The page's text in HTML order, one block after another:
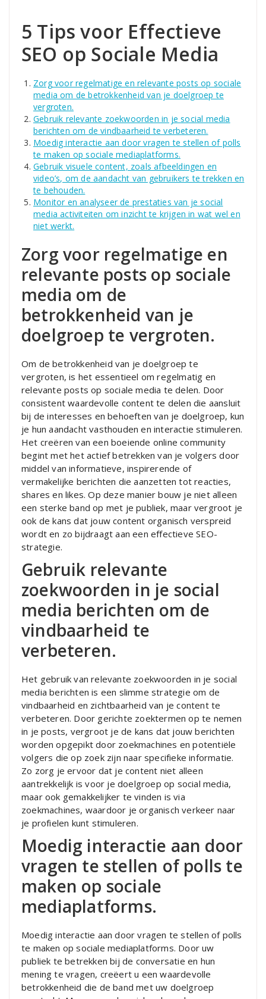
5 Tips voor Effectieve
SEO op Sociale Media
Zorg voor regelmatige en relevante posts op sociale
media om de betrokkenheid van je doelgroep te
vergroten.
Gebruik relevante zoekwoorden in je social media
berichten om de vindbaarheid te verbeteren.
Moedig interactie aan door vragen te stellen of polls
te maken op sociale mediaplatforms.
Gebruik visuele content, zoals afbeeldingen en
video’s, om de aandacht van gebruikers te trekken en
te behouden.
Monitor en analyseer de prestaties van je social
media activiteiten om inzicht te krijgen in wat wel en
niet werkt.
Zorg voor regelmatige en
relevante posts op sociale
media om de
betrokkenheid van je
doelgroep te vergroten.
Om de betrokkenheid van je doelgroep te
vergroten, is het essentieel om regelmatig en
relevante posts op sociale media te delen. Door
consistent waardevolle content te delen die aansluit
bij de interesses en behoeften van je doelgroep, kun
je hun aandacht vasthouden en interactie stimuleren.
Het creëren van een boeiende online community
begint met het actief betrekken van je volgers door
middel van informatieve, inspirerende of
vermakelijke berichten die aanzetten tot reacties,
shares en likes. Op deze manier bouw je niet alleen
een sterke band op met je publiek, maar vergroot je
ook de kans dat jouw content organisch verspreid
wordt en zo bijdraagt aan een effectieve SEO-
strategie.
Gebruik relevante
zoekwoorden in je social
media berichten om de
vindbaarheid te
verbeteren.
Het gebruik van relevante zoekwoorden in je social
media berichten is een slimme strategie om de
vindbaarheid en zichtbaarheid van je content te
verbeteren. Door gerichte zoektermen op te nemen
in je posts, vergroot je de kans dat jouw berichten
worden opgepikt door zoekmachines en potentiële
volgers die op zoek zijn naar specifieke informatie.
Zo zorg je ervoor dat je content niet alleen
aantrekkelijk is voor je doelgroep op social media,
maar ook gemakkelijker te vinden is via
zoekmachines, waardoor je organisch verkeer naar
je profielen kunt stimuleren.
Moedig interactie aan door
vragen te stellen of polls te
maken op sociale
mediaplatforms.
Moedig interactie aan door vragen te stellen of polls
te maken op sociale mediaplatforms. Door uw
publiek te betrekken bij de conversatie en hun
mening te vragen, creëert u een waardevolle
betrokkenheid die de band met uw doelgroep